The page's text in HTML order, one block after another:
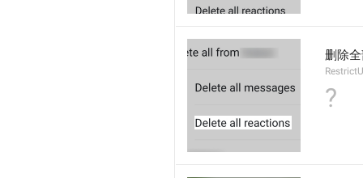
删除
?